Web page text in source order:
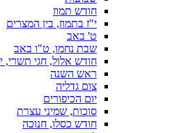
חודש תמוז
י"ז בתמוז, בין המצרים
ט' באב
שבת נחמו, ט"ו באב
חודש אלול, חגי תשרי,
ראש השנה
צום גדליה
יום הכיפורים
סוכות, שמיני עצרת
חודש כסלו, חנוכה